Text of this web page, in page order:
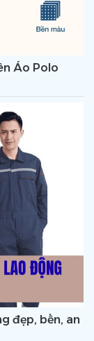
Áo Polo
đẹp, bền, an